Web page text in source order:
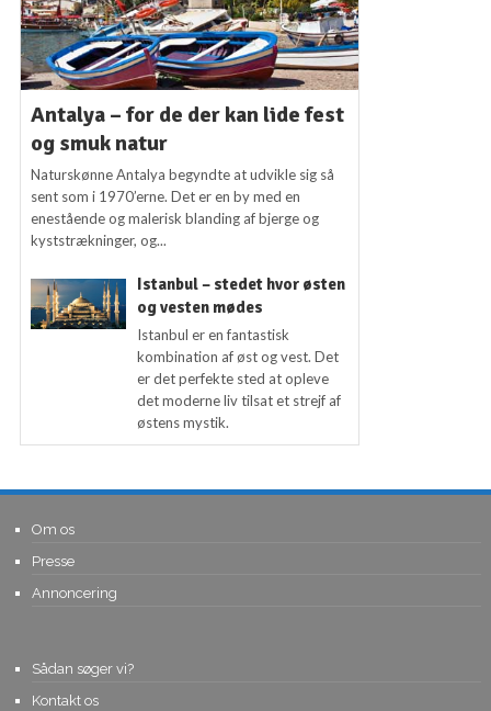
Antalya – for de der kan lide fest
og smuk natur
Naturskønne Antalya begyndte at udvikle sig så
sent som i 1970’erne. Det er en by med en
enestående og malerisk blanding af bjerge og
kyststrækninger, og...
Istanbul – stedet hvor østen
og vesten mødes
Istanbul er en fantastisk
kombination af øst og vest. Det
er det perfekte sted at opleve
det moderne liv tilsat et strejf af
østens mystik.
Om os
Presse
Annoncering
Sådan søger vi?
Kontakt os